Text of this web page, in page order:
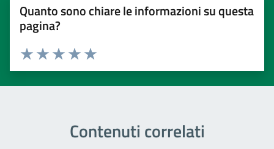
Quanto sono chiare le informazioni su questa
pagina?
Valuta 5 stelle su 5
Valuta 4 stelle su 5
Valuta 3 stelle su 5
Valuta 2 stelle su 5
Valuta 1 stelle su 5
Contenuti correlati